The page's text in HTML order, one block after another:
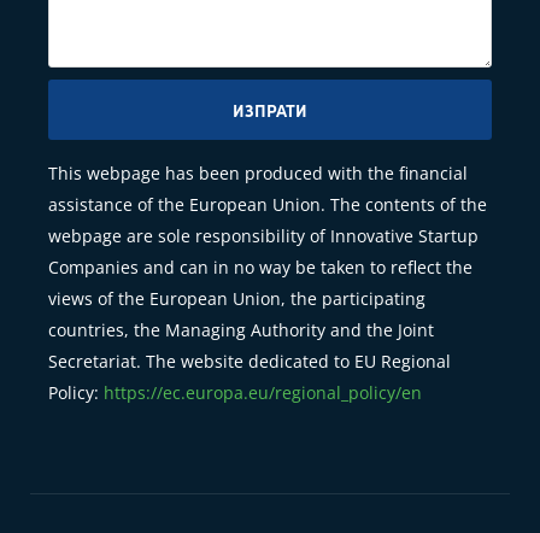
ИЗПРАТИ
This webpage has been produced with the financial
assistance of the European Union. The contents of the
webpage are sole responsibility of Innovative Startup
Companies and can in no way be taken to reflect the
views of the European Union, the participating
countries, the Managing Authority and the Joint
Secretariat. The website dedicated to EU Regional
Policy: https://ec.europa.eu/regional_policy/en